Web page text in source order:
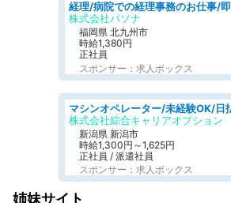
株式会社パソナ
福岡県 北九州市
時給1,380円
正社員
スポンサー：求人ボックス
株式会社綜合キャリアオプション
新潟県 新潟市
時給1,300円～1,625円
正社員 / 派遣社員
スポンサー：求人ボックス
姉妹サイト